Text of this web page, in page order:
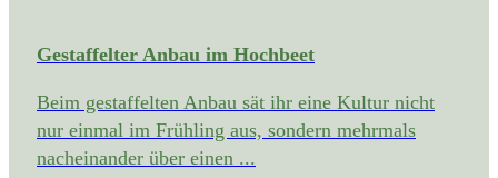
Gestaffelter Anbau im Hochbeet
Beim gestaffelten Anbau sät ihr eine Kultur nicht
nur einmal im Frühling aus, sondern mehrmals
nacheinander über einen ...